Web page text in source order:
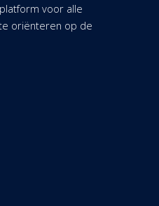
voor alle
oriënteren op de